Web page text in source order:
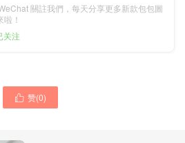
關註我們，每天分享更多新款包包圖
啦！
关注
 赞(0)愛馬仕迷妳凱莉包美國官方
網 Hermes CK67祖母綠